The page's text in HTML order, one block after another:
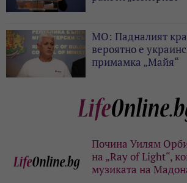
МО: Падналият
вероятно е
примамка „Майя“
Почина Уилям
на „Ray of Light“,
музиката на